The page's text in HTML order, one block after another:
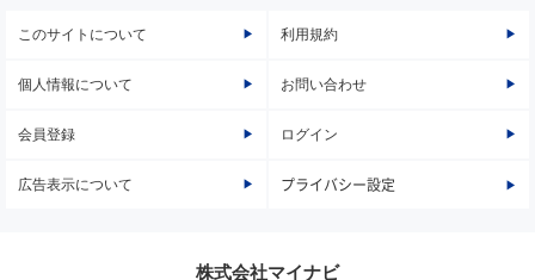
このサイトについて 利用規約
個人情報について お問い合わせ
会員登録 ログイン
広告表示について プライバシー設定
株式会社マイナビ